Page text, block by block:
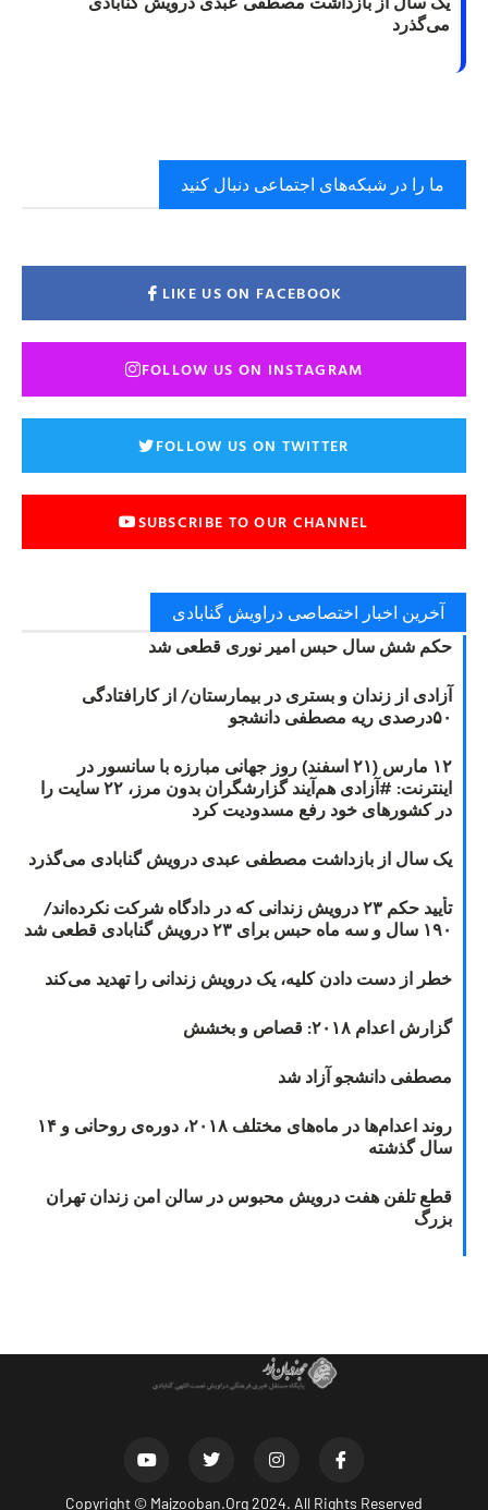
می‌گذرد
ما را در شبکه‌های اجتماعی دنبال کنید
LIKE US ON FACEBOOK
FOLLOW US ON INSTAGRAM
FOLLOW US ON TWITTER
SUBSCRIBE TO OUR CHANNEL
آخرین اخبار اختصاصی دراویش گنابادی
حکم شش سال حبس امیر نوری قطعی شد
آزادی از زندان و بستری در بیمارستان/ از کارافتادگی
۵۰درصدی ریه مصطفی دانشجو
۱۲ مارس (۲۱ اسفند) روز جهانی مبارزه با سانسور در
اینترنت: #آزادی هم‌آیند گزارشگران‌ بدون مرز، ۲۲ سایت را
در کشورهای خود رفع مسدودیت کرد
یک سال از بازداشت مصطفی عبدی درویش گنابادی می‌گذرد
تأیید حکم ۲۳ درویش زندانی که در دادگاه شرکت نکرده‌اند/
۱۹۰ سال و سه ماه حبس برای ۲۳ درویش گنابادی قطعی شد
خطر از دست دادن کلیه، یک درویش زندانی را تهدید می‌کند
گزارش اعدام ۲۰۱۸: قصاص و بخشش
مصطفی دانشجو آزاد شد
روند اعدام‌ها در ماه‌های مختلف ۲۰۱۸، دوره‌ی روحانی و ۱۴
سال گذشته
قطع تلفن هفت درویش محبوس در سالن امن زندان تهران
بزرگ
Copyright © Majzooban.Org2024. All Rights Reserved